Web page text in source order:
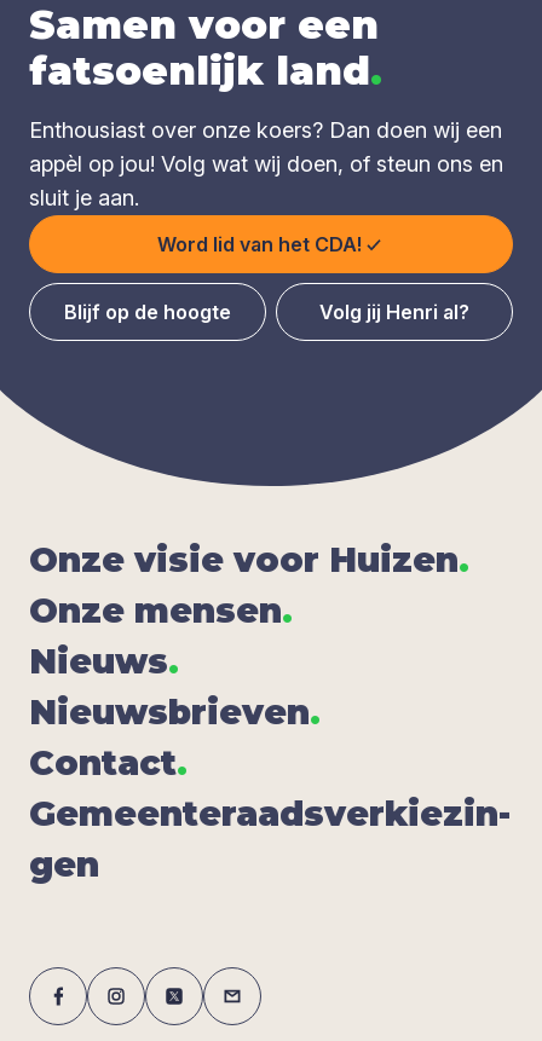
Samen voor een
fatsoenlijk land.
Enthousiast over onze koers? Dan doen wij een
appèl op jou! Volg wat wij doen, of steun ons en
sluit je aan.
Word lid van het CDA!
Blijf op de hoogte Volg jij Henri al?
Onze visie voor Hui­zen.
Onze men­sen.
Nieuws.
Nieuws­brie­ven.
Con­tact.
Gemeen­te­raads­ver­kie­zin­
gen